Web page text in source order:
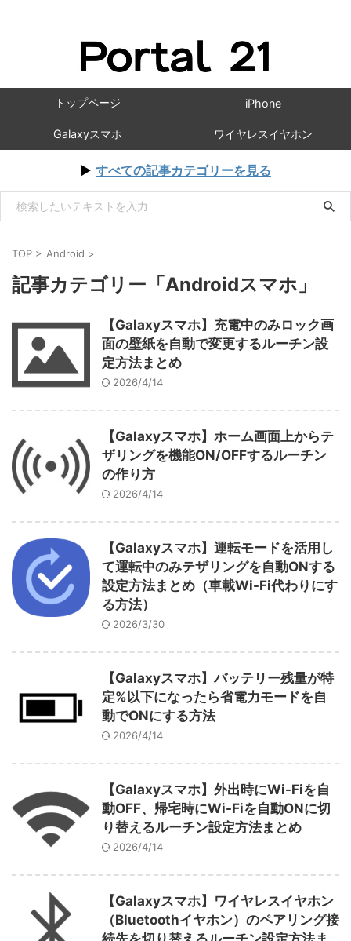
トップページ iPhone
Galaxyスマホ ワイヤレスイヤホン
▶ すべての記事カテゴリーを見る
TOP > Android >
記事カテゴリー「Androidスマホ」
【Galaxyスマホ】充電中のみロック画
面の壁紙を自動で変更するルーチン設
定方法まとめ
2026/4/14
【Galaxyスマホ】ホーム画面上からテ
ザリングを機能ON/OFFするルーチン
の作り方
2026/4/14
【Galaxyスマホ】運転モードを活用し
て運転中のみテザリングを自動ONする
設定方法まとめ（車載Wi-Fi代わりにす
る方法）
2026/3/30
【Galaxyスマホ】バッテリー残量が特
定%以下になったら省電力モードを自
動でONにする方法
2026/4/14
【Galaxyスマホ】外出時にWi-Fiを自
動OFF、帰宅時にWi-Fiを自動ONに切
り替えるルーチン設定方法まとめ
2026/4/14
【Galaxyスマホ】ワイヤレスイヤホン
（Bluetoothイヤホン）のペアリング接